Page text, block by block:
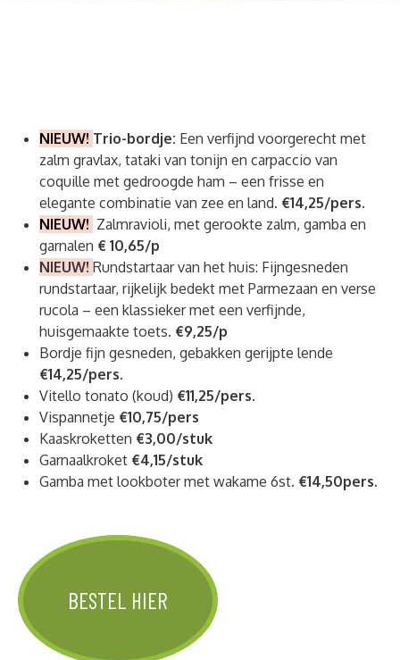
NIEUW! Trio-bordje: Een verfijnd voorgerecht met
zalm gravlax, tataki van tonijn en carpaccio van
coquille met gedroogde ham – een frisse en
elegante combinatie van zee en land. €14,25/pers.
NIEUW! Zalmravioli, met gerookte zalm, gamba en
garnalen € 10,65/p
NIEUW! Rundstartaar van het huis: Fijngesneden
rundstartaar, rijkelijk bedekt met Parmezaan en verse
rucola – een klassieker met een verfijnde,
huisgemaakte toets. €9,25/p
Bordje fijn gesneden, gebakken gerijpte lende
€14,25/pers.
Vitello tonato (koud) €11,25/pers.
Vispannetje €10,75/pers
Kaaskroketten €3,00/stuk
Garnaalkroket €4,15/stuk
Gamba met lookboter met wakame 6st. €14,50pers.
BESTEL HIER